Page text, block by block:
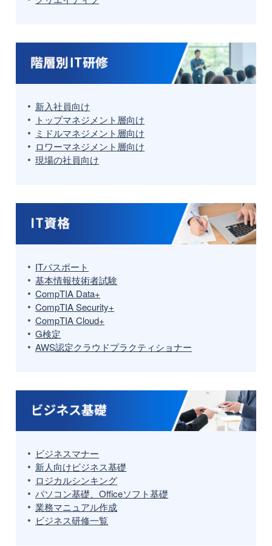
新入社員向け
トップマネジメント層向け
ミドルマネジメント層向け
ロワーマネジメント層向け
現場の社員向け
ITパスポート
基本情報技術者試験
CompTIA Data+
CompTIA Security+
CompTIA Cloud+
G検定
AWS認定クラウドプラクティショナー
ビジネスマナー
新人向けビジネス基礎
ロジカルシンキング
パソコン基礎、Officeソフト基礎
業務マニュアル作成
ビジネス研修一覧